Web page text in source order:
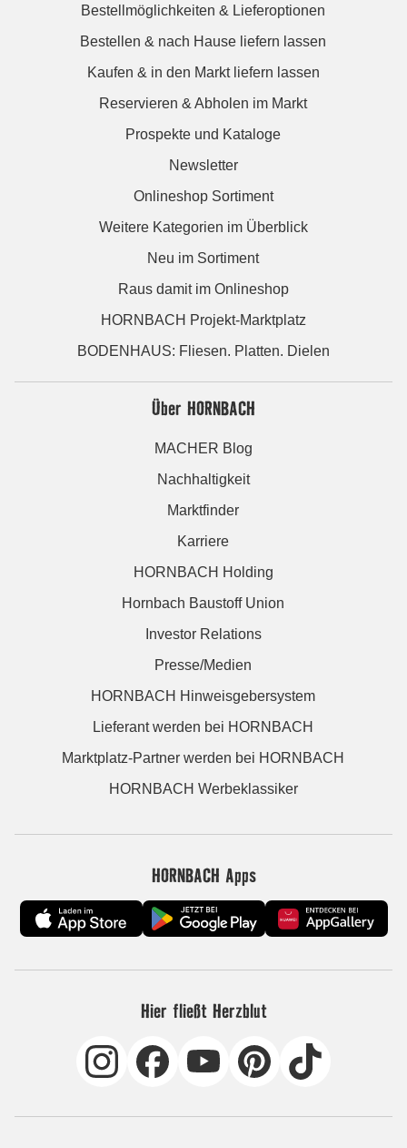
Bestellmöglichkeiten & Lieferoptionen
Bestellen & nach Hause liefern lassen
Kaufen & in den Markt liefern lassen
Reservieren & Abholen im Markt
Prospekte und Kataloge
Newsletter
Onlineshop Sortiment
Weitere Kategorien im Überblick
Neu im Sortiment
Raus damit im Onlineshop
HORNBACH Projekt-Marktplatz
BODENHAUS: Fliesen. Platten. Dielen
Über HORNBACH
MACHER Blog
Nachhaltigkeit
Marktfinder
Karriere
HORNBACH Holding
Hornbach Baustoff Union
Investor Relations
Presse/Medien
HORNBACH Hinweisgebersystem
Lieferant werden bei HORNBACH
Marktplatz-Partner werden bei HORNBACH
HORNBACH Werbeklassiker
HORNBACH Apps
Hier fließt Herzblut